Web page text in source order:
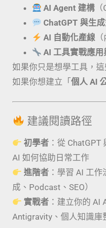
AI Agent 建構
ChatGPT 與生
AI 自動化產線
AI 工具實戰應
如果你只是想學工具，
如果你想建立「 個人 AI
建議閱讀路徑
初學者 ：從
AI 如何協助日常工作
進階者 ：學習 AI 工
成、Podcast、SEO）
實戰者 ：建立你的 AI
Antigravity、個人知識庫